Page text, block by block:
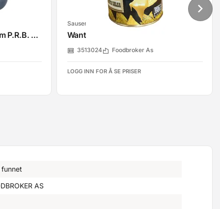
Soyasaus Mørk Mushroom P.R.B. 8 Lt
Sauser
Wanted Cheese Sauce 2900g
3513024 Foodbroker As
LOGG INN FOR Å SE PRISER
AS